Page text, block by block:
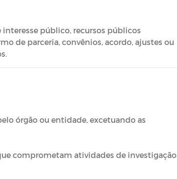
interesse público, recursos públicos
de parceria, convênios, acordo, ajustes ou
órgão ou entidade, excetuando as
comprometam atividades de investigação